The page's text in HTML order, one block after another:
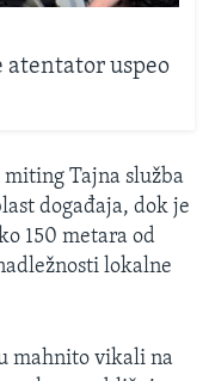
atentator uspeo
Tajna služba
događaja, dok je
150 metara od
lokalne
mahnito vikali na